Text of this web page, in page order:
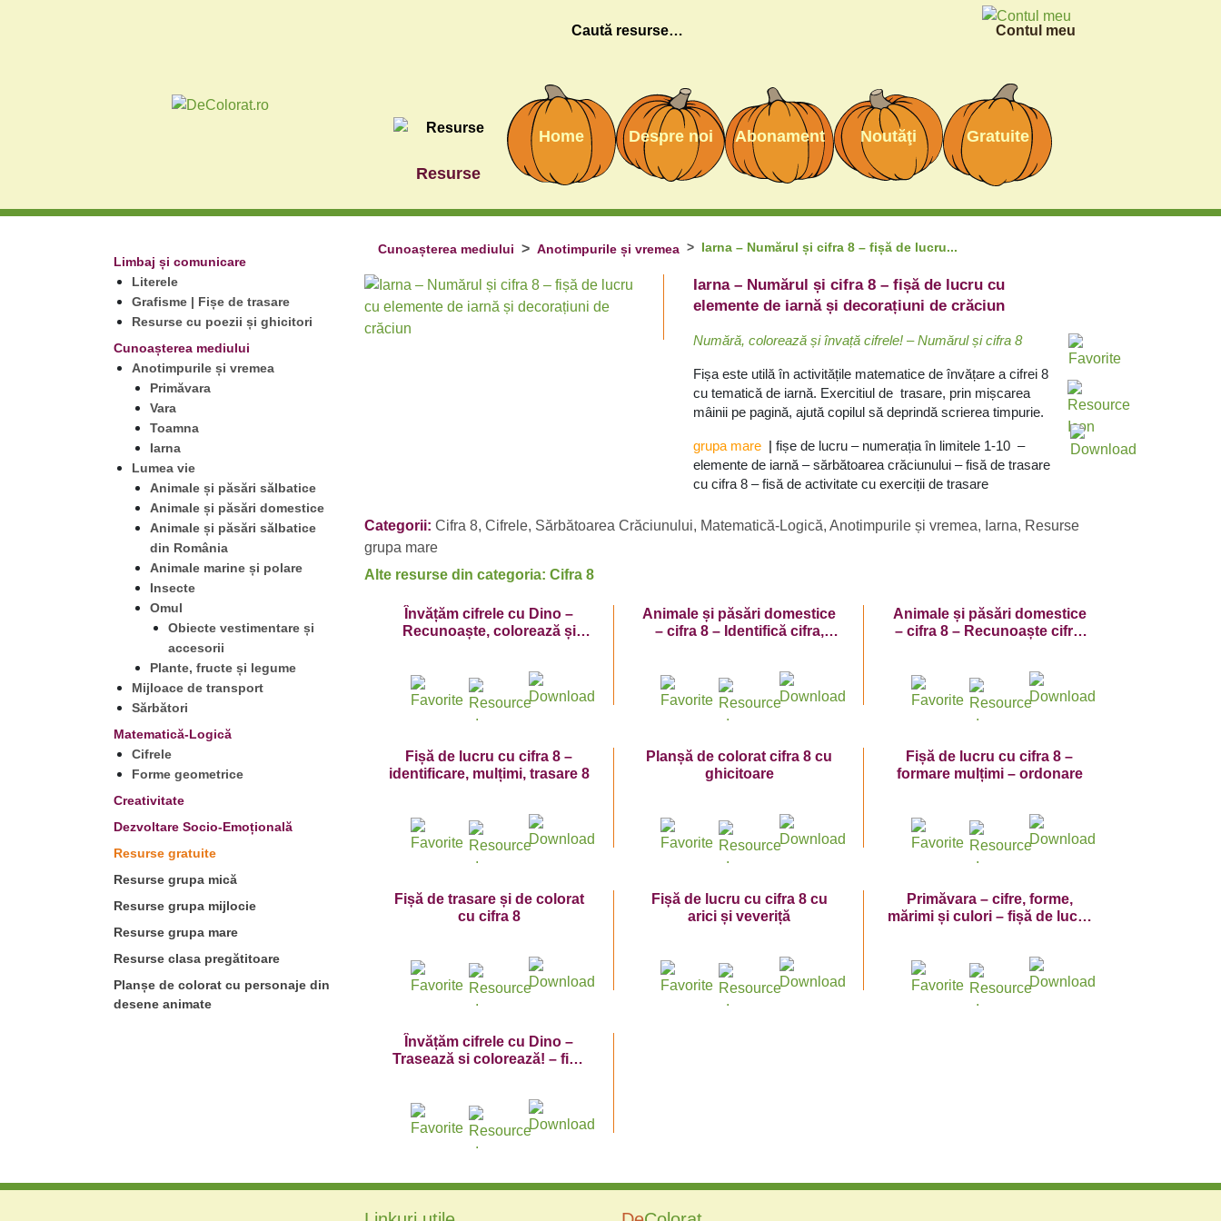
Caută Contul meu
Resurse
Home Despre noi Abonament Noutăţi Gratuite
Limbaj și comunicare
Literele
Grafisme | Fișe de trasare
Resurse cu poezii și ghicitori
Cunoașterea mediului
Anotimpurile și vremea
Primăvara
Vara
Toamna
Iarna
Lumea vie
Animale și păsări sălbatice
Animale și păsări domestice
Animale și păsări sălbatice
din România
Animale marine și polare
Insecte
Omul
Obiecte vestimentare și
accesorii
Plante, fructe și legume
Mijloace de transport
Sărbători
Matematică-Logică
Cifrele
Forme geometrice
Creativitate
Dezvoltare Socio-Emoțională
Resurse gratuite
Resurse grupa mică
Resurse grupa mijlocie
Resurse grupa mare
Resurse clasa pregătitoare
Planșe de colorat cu personaje din
desene animate
Cunoașterea mediului Anotimpurile și vremea Iarna – Numărul și cifra 8 – fișă de lucru...
Iarna – Numărul și cifra 8 – fișă de lucru cu
elemente de iarnă și decorațiuni de crăciun
Numără, colorează și învață cifrele! – Numărul și cifra 8
Fișa este utilă în activitățile matematice de învățare a cifrei 8
cu tematică de iarnă. Exercitiul de trasare, prin mișcarea
mâinii pe pagină, ajută copilul să deprindă scrierea timpurie.
grupa mare | fișe de lucru – numerația în limitele 1-10 –
elemente de iarnă – sărbătoarea crăciunului – fisă de trasare
cu cifra 8 – fisă de activitate cu exerciții de trasare
Categorii: Cifra 8, Cifrele, Sărbătoarea Crăciunului, Matematică-Logică, Anotimpurile și vremea, Iarna, Resurse
grupa mare
Alte resurse din categoria: Cifra 8
Învățăm cifrele cu Dino –
Recunoaște, colorează și
Animale și păsări domestice
– cifra 8 – Identifică cifra,
Animale și păsări domestice
– cifra 8 – Recunoaște cifra,
Fișă de lucru cu cifra 8 –
identificare, mulțimi, trasare 8
Planșă de colorat cifra 8 cu
ghicitoare
Fișă de lucru cu cifra 8 –
formare mulțimi – ordonare
Fișă de trasare și de colorat
cu cifra 8
Fișă de lucru cu cifra 8 cu
arici și veveriță
Primăvara – cifre, forme,
mărimi și culori – fișă de lucru
Învățăm cifrele cu Dino –
Trasează si colorează! – fișă